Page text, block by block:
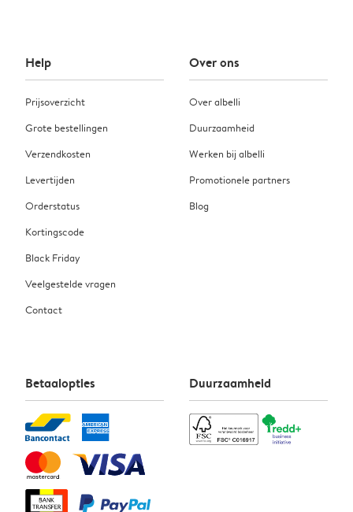
Help
Prijsoverzicht
Grote bestellingen
Verzendkosten
Levertijden
Orderstatus
Kortingscode
Black Friday
Veelgestelde vragen
Contact
Over ons
Over albelli
Duurzaamheid
Werken bij albelli
Promotionele partners
Blog
Betaalopties Duurzaamheid